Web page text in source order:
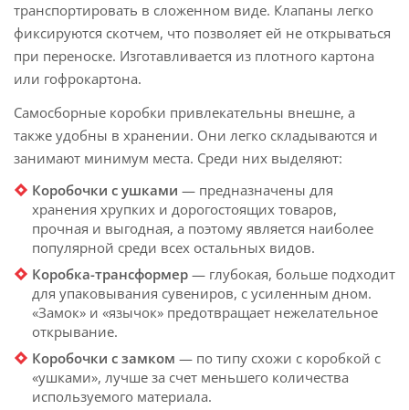
транспортировать в сложенном виде. Клапаны легко
фиксируются скотчем, что позволяет ей не открываться
при переноске. Изготавливается из плотного картона
или гофрокартона.
Самосборные коробки привлекательны внешне, а
также удобны в хранении. Они легко складываются и
занимают минимум места. Среди них выделяют:
Коробочки с ушками — предназначены для
хранения хрупких и дорогостоящих товаров,
прочная и выгодная, а поэтому является наиболее
популярной среди всех остальных видов.
Коробка-трансформер — глубокая, больше подходит
для упаковывания сувениров, с усиленным дном.
«Замок» и «язычок» предотвращает нежелательное
открывание.
Коробочки с замком — по типу схожи с коробкой с
«ушками», лучше за счет меньшего количества
используемого материала.